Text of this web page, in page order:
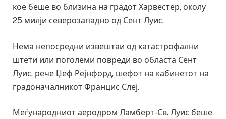
кое беше во близина на градот Харвестер, околу
25 милји северозападно од Сент Луис.
Нема непосредни извештаи од катастрофални
штети или поголеми повреди во областа Сент
Луис, рече Џеф Рејнфорд, шефот на кабинетот на
градоначалникот Францис Слеј.
Меѓународниот аеродром Ламберт-Св. Луис беше